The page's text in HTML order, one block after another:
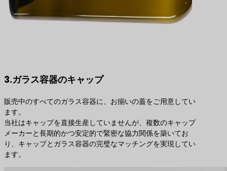
3.ガラス容器のキャップ
販売中のすべてのガラス容器に、お揃いの蓋をご用意してい
ます。
当社はキャップを直接生産していませんが、複数のキャップ
メーカーと長期的かつ安定的で緊密な協力関係を築いてお
り、キャップとガラス容器の完璧なマッチングを実現してい
ます。